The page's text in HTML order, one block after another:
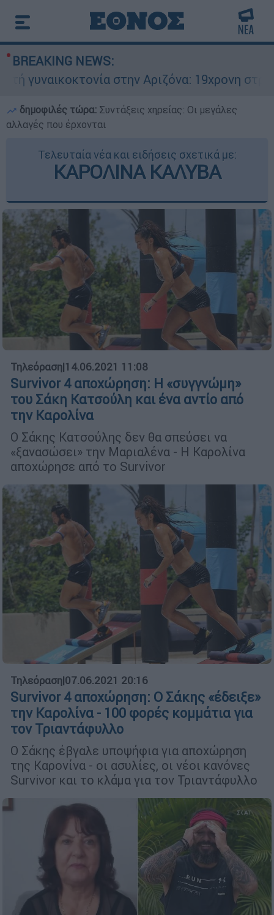
BREAKING NEWS:
στην Αριζόνα: 19χρονη
δημοφιλές τώρα: Συντάξεις χηρείας: Οι μεγάλες
αλλαγές που έρχονται
Τελευταία νέα και ειδήσεις σχετικά με:
ΚΑΡΟΛΙΝΑ ΚΑΛΥΒΑ
Τηλεόραση|14.06.2021 11:08
Survivor 4 αποχώρηση: Η «συγγνώμη»
του Σάκη Κατσούλη και ένα αντίο από
την Καρολίνα
Ο Σάκης Κατσούλης δεν θα σπεύσει να
«ξανασώσει» την Μαριαλένα - Η Καρολίνα
αποχώρησε από το Survivor
Τηλεόραση|07.06.2021 20:16
Survivor 4 αποχώρηση: Ο Σάκης «έδειξε»
την Καρολίνα - 100 φορές κομμάτια για
τον Τριαντάφυλλο
Ο Σάκης έβγαλε υποψήφια για αποχώρηση
της Καρονίνα - οι ασυλίες, οι νέοι κανόνες
Survivor και το κλάμα για τον Τριαντάφυλλο